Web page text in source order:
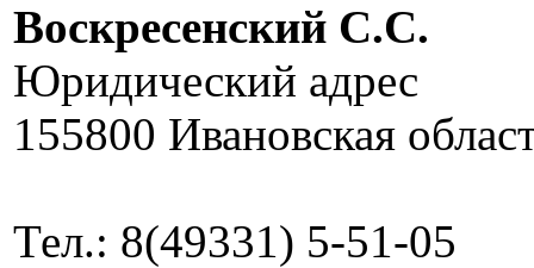
Воскресенский C.C.
Юридический адрес
155800 Ивановская
Тел.: 8(49331) 5-51-05